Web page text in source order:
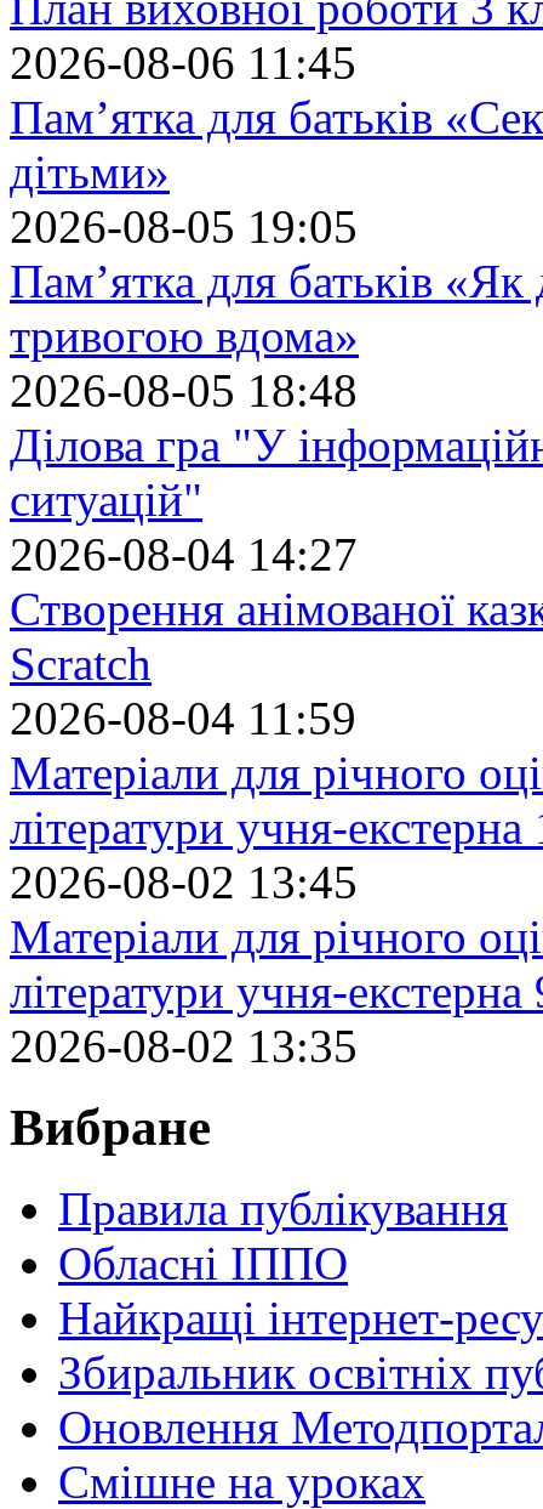
2026-08-06 11:45
Пам’ятка для батьків
дітьми»
2026-08-05 19:05
Пам’ятка для батьків
тривогою вдома»
2026-08-05 18:48
Ділова гра "У
ситуацій"
2026-08-04 14:27
Створення анімованої
Scratch
2026-08-04 11:59
Матеріали для річного
літератури учня-екстерна
2026-08-02 13:45
Матеріали для річного
літератури учня-екстерна
2026-08-02 13:35
Вибране
Правила публікування
Обласні ІППО
Найкращі інтернет-
Збиральник освітніх
Оновлення
Cмішне на уроках